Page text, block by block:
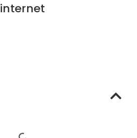
internet